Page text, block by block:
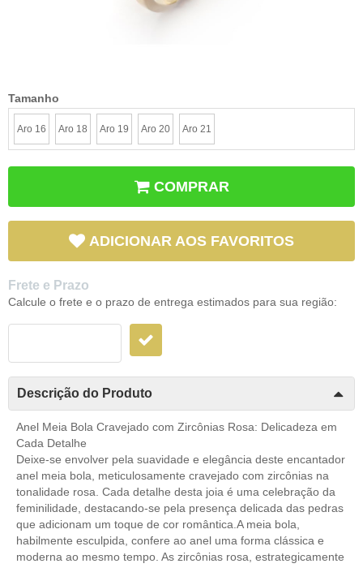
Tamanho
Aro 16 Aro 18 Aro 19 Aro 20 Aro 21
COMPRAR
ADICIONAR AOS FAVORITOS
Frete e Prazo
Calcule o frete e o prazo de entrega estimados para sua região:
Descrição do Produto
Anel Meia Bola Cravejado com Zircônias Rosa: Delicadeza em
Cada Detalhe
Deixe-se envolver pela suavidade e elegância deste encantador
anel meia bola, meticulosamente cravejado com zircônias na
tonalidade rosa. Cada detalhe desta joia é uma celebração da
feminilidade, destacando-se pela presença delicada das pedras
que adicionam um toque de cor romântica.A meia bola,
habilmente esculpida, confere ao anel uma forma clássica e
moderna ao mesmo tempo. As zircônias rosa, estrategicamente